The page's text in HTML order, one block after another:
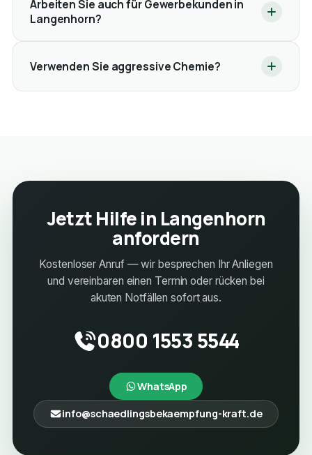
Arbeiten Sie auch für Gewerbekunden in
Langenhorn?
Verwenden Sie aggressive Chemie?
Jetzt Hilfe in Langenhorn
anfordern
Kostenloser Anruf — wir besprechen Ihr Anliegen
und vereinbaren einen Termin oder rücken bei
akuten Notfällen sofort aus.
0800 1553 5544
WhatsApp
info@schaedlingsbekaempfung-kraft.de